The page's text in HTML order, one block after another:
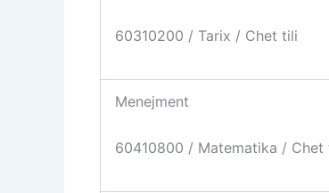
60310200 / Tarix / Chet tili
Menejment
60410800 / Matematika / Chet